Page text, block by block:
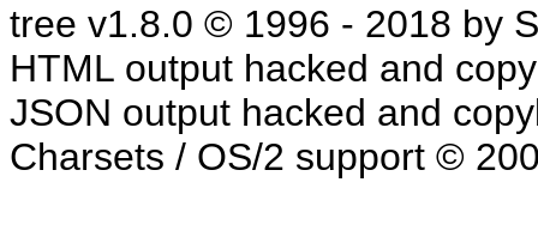
tree v1.8.0 © 1996 - 2018 by
HTML output hacked and
JSON output hacked and
Charsets / OS/2 support ©